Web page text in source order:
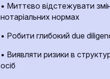
• Миттєво відстежувати
нотаріальних нормах
• Робити глибокий due
• Виявляти ризики в
осіб